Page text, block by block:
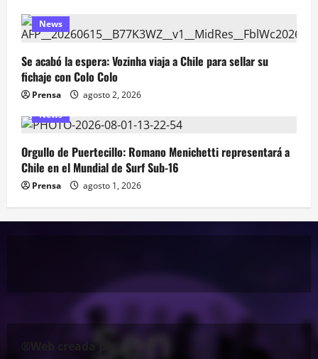
News
Se acabó la espera: Vozinha viaja a Chile para sellar su
fichaje con Colo Colo
Prensa
agosto 2, 2026
News
Orgullo de Puertecillo: Romano Menichetti representará a
Chile en el Mundial de Surf Sub-16
Prensa agosto 1, 2026
®Web creada por: